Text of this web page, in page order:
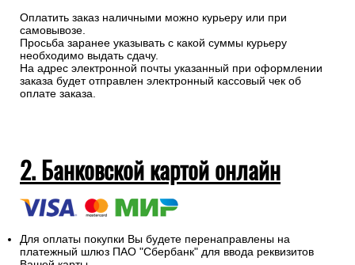
Оплатить заказ наличными можно курьеру или при
самовывозе.
Просьба заранее указывать с какой суммы курьеру
необходимо выдать сдачу.
На адрес электронной почты указанный при оформлении
заказа будет отправлен электронный кассовый чек об
оплате заказа.
2. Банковской картой онлайн
Для оплаты покупки Вы будете перенаправлены на
платежный шлюз ПАО "Сбербанк" для ввода реквизитов